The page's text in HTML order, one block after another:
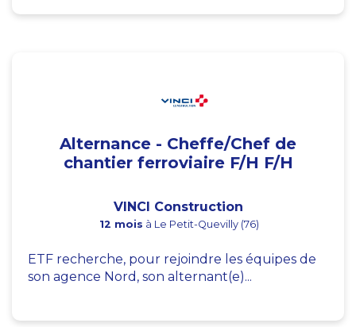
Alternance - Cheffe/Chef de
chantier ferroviaire F/H F/H
VINCI Construction
12 mois à Le Petit-Quevilly (76)
ETF recherche, pour rejoindre les équipes de
son agence Nord, son alternant(e)...